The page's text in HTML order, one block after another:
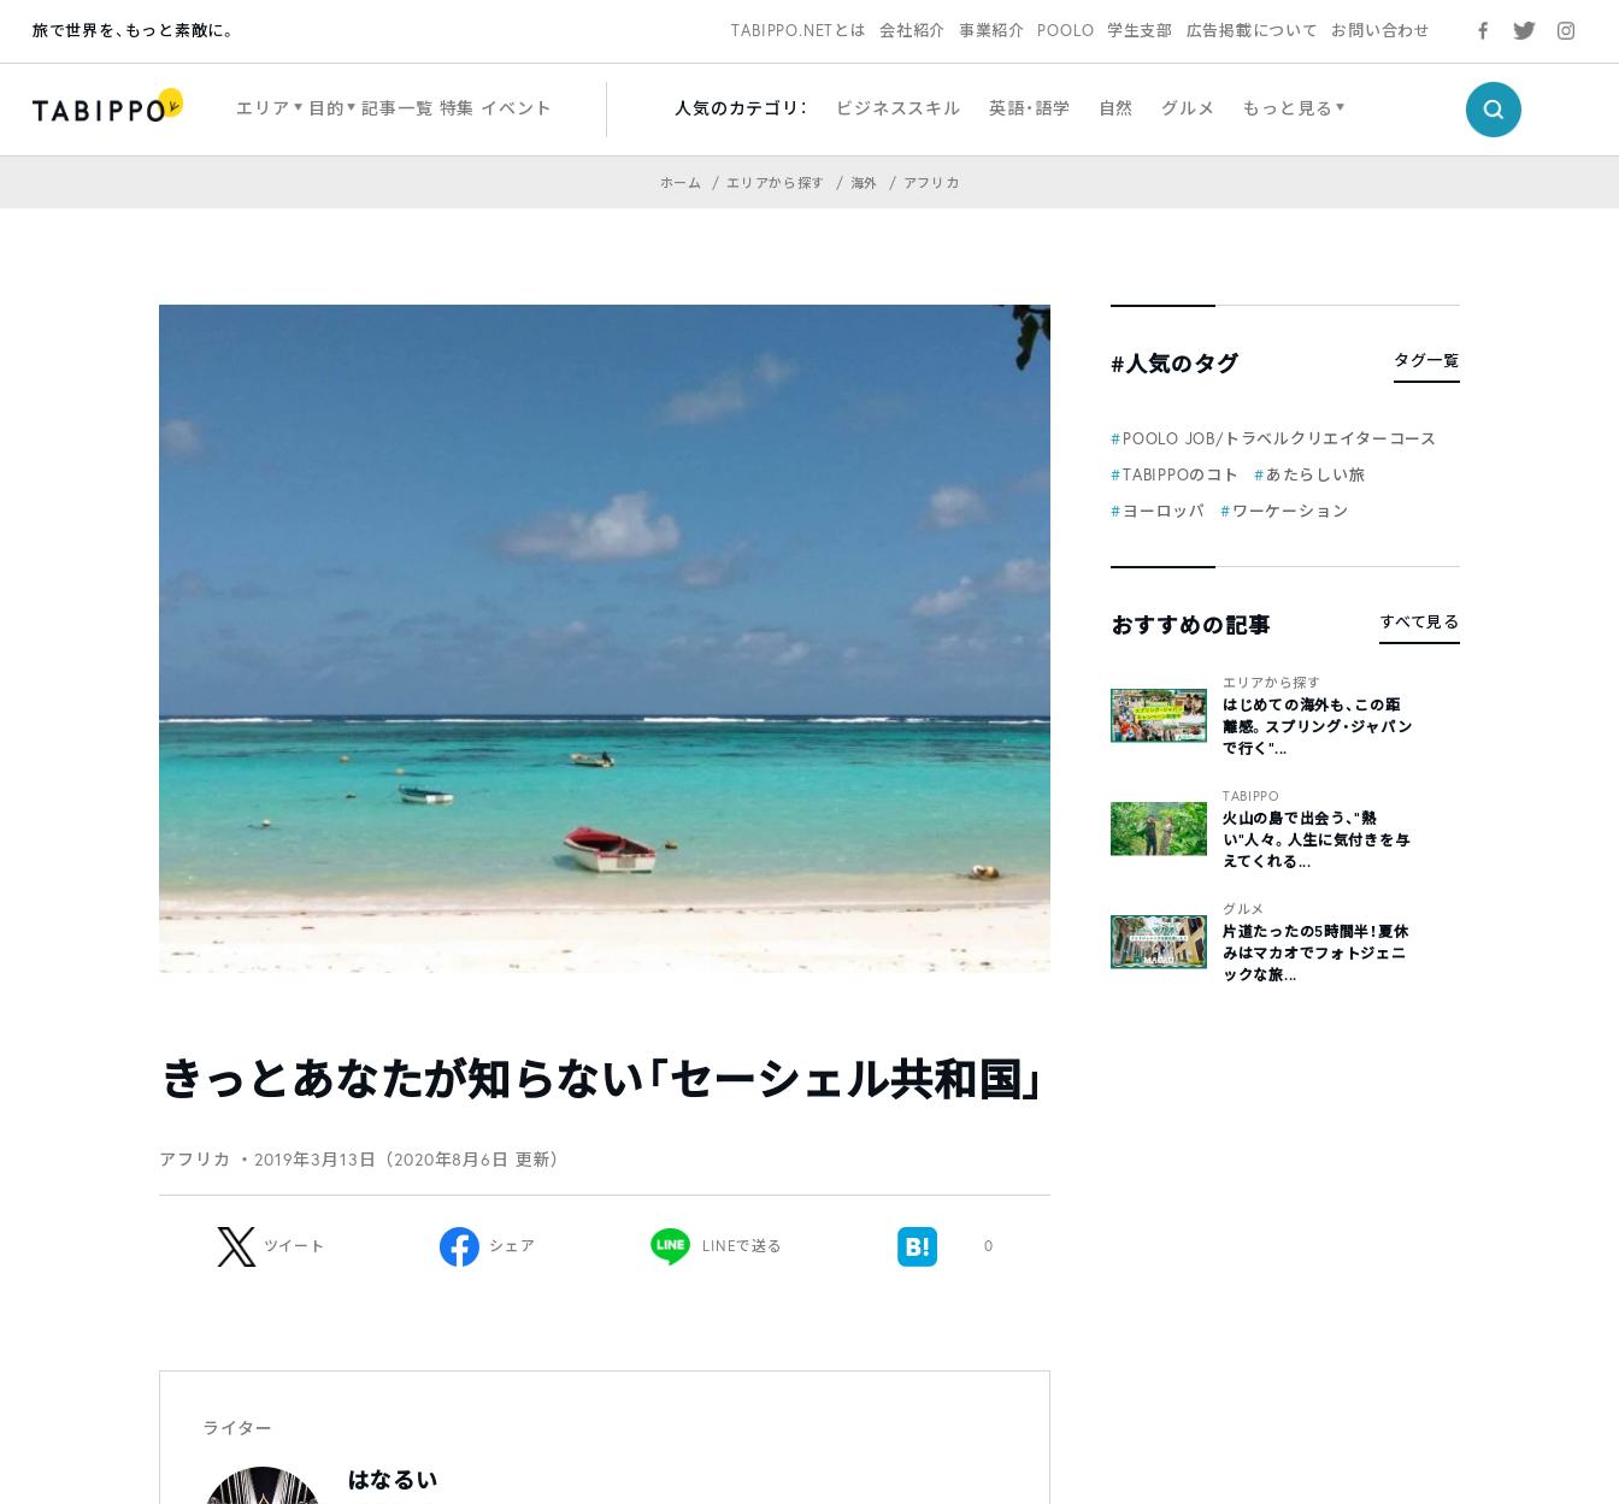
旅で世界を、もっと素敵に。 TABIPPO.NETとは 会社紹介 事業紹介 POOLO 学生支部 広告掲載について お問い合わせ
エリア 目的 記事一覧 特集 イベント 人気のカテゴリ： ビジネススキル 英語・語学 自然 グルメ もっと見る
ホーム エリアから探す 海外 アフリカ
きっとあなたが知らない「セーシェル共和国」
アフリカ ・2019年3月13日（2020年8月6日 更新）
ツイート シェア LINEで送る 0
ライター
はなるい
#人気のタグ タグ一覧
POOLO JOB/トラベルクリエイターコース
TABIPPOのコト
あたらしい旅
ヨーロッパ
ワーケーション
おすすめの記事 すべて見る
エリアから探す
はじめての海外も、この距
離感。スプリング・ジャパン
で行く“...
TABIPPO
火山の島で出会う、“熱
い“人々。人生に気付きを与
えてくれる...
グルメ
片道たったの5時間半！夏休
みはマカオでフォトジェニ
ックな旅...